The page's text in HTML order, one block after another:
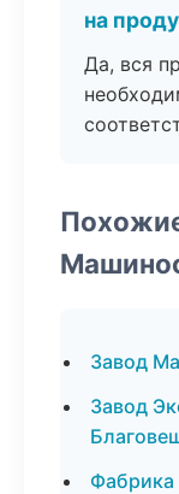
на
Да, вся
Завод
Завод
Фабрика